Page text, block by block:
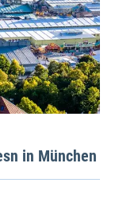
in München